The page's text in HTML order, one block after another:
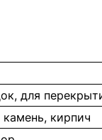
для
кирпич